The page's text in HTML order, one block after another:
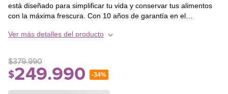
está diseñado para simplificar tu vida y conservar tus alimentos
con la máxima frescura. Con 10 años de garantía en el
duradero y confiable. Su congelador espacioso en tipología 50/50
congelador, adaptándose a todas tus necesidades.
La organización nunca fue tan fácil: el congelador incluye cuatro
amplios cajones que permiten una distribución óptima de tus
Ver más detalles del producto
$379.990
$249.990 -34%